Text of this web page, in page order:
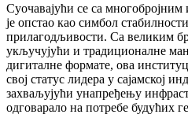
Суочавајући се са многобројним
је опстао као симбол
прилагодљивости. Са великим
укључујући и традиционалне
дигиталне формате, ова
свој статус лидера у сајамској
захваљујући унапређењу
одговарало на потребе будућих